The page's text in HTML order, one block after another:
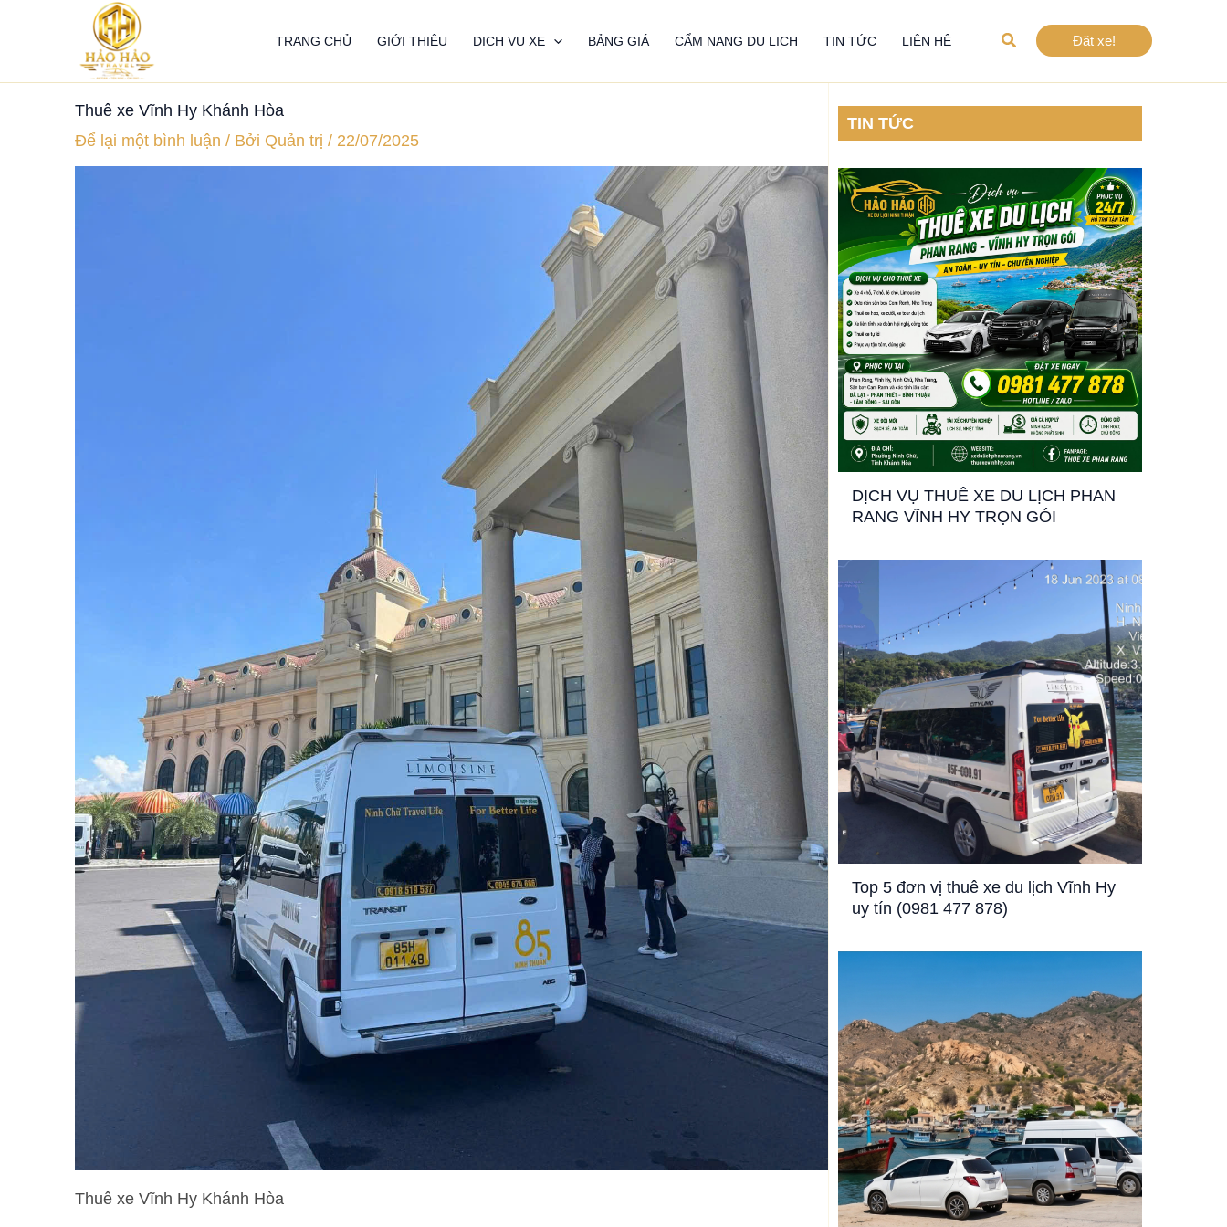
dung
TRANG CHỦ GIỚI THIỆU DỊCH VỤ XE BẢNG GIÁ CẨM NANG DU LỊCH TIN TỨC LIÊN HỆ
Tìm
Đặt xe!
Thuê xe Vĩnh Hy Khánh Hòa
Để lại một bình luận / Bởi Quản trị / 22/07/2025
Thuê xe Vĩnh Hy Khánh Hòa
TIN TỨC
DỊCH VỤ THUÊ XE DU LỊCH PHAN
RANG VĨNH HY TRỌN GÓI
Top 5 đơn vị thuê xe du lịch Vĩnh Hy
uy tín (0981 477 878)